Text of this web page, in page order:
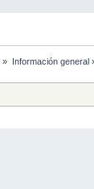
» Información general